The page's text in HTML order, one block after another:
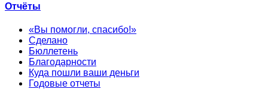
Отчёты
«Вы помогли, спасибо!»
Сделано
Бюллетень
Благодарности
Куда пошли ваши деньги
Годовые отчеты